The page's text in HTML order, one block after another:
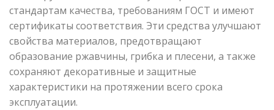
стандартам качества, требованиям ГОСТ и имеют
сертификаты соответствия. Эти средства улучшают
свойства материалов, предотвращают
образование ржавчины, грибка и плесени, а также
сохраняют декоративные и защитные
характеристики на протяжении всего срока
эксплуатации.